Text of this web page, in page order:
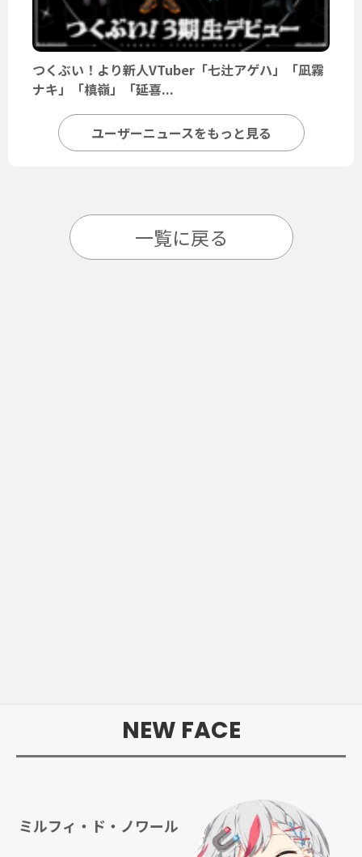
つくぶい！より新人VTuber「七辻アゲハ」「凪霧
ナキ」「槙嶺」「延喜...
ユーザーニュースをもっと見る
一覧に戻る
NEW FACE
ミルフィ・ド・ノワール